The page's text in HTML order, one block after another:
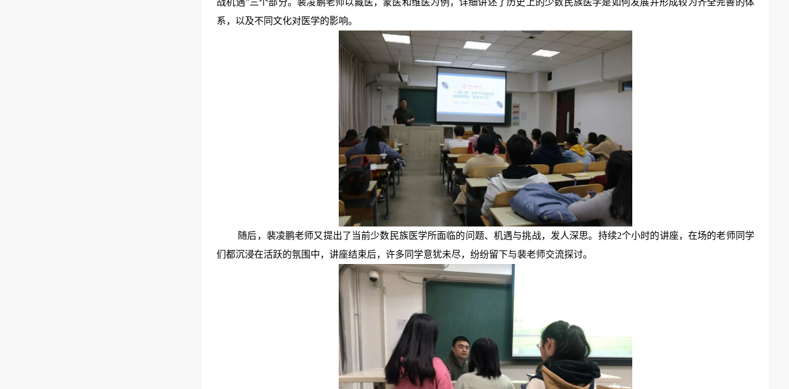
战机遇”三个部分。裴凌鹏老师以藏医，蒙医和维医为例，详细讲述了历史上的少数民族医学是如何发展并形成较为齐全完善的体
系，以及不同文化对医学的影响。
随后，裴凌鹏老师又提出了当前少数民族医学所面临的问题、机遇与挑战，发人深思。持续2个小时的讲座，在场的老师同学
们都沉浸在活跃的氛围中，讲座结束后，许多同学意犹未尽，纷纷留下与裴老师交流探讨。